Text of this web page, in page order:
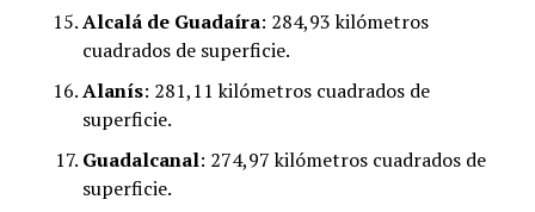
Alcalá de Guadaíra: 284,93 kilómetros
cuadrados de superficie.
Alanís: 281,11 kilómetros cuadrados de
superficie.
Guadalcanal: 274,97 kilómetros cuadrados de
superficie.